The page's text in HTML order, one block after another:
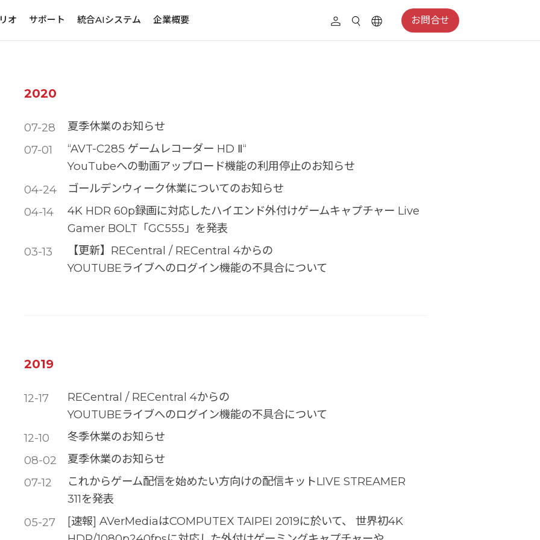
オ サポート 統合AIシステム 企業概要 お問合せ
2020
07-28
夏季休業のお知らせ
07-01
“AVT-C285 ゲームレコーダー HD Ⅱ“
YouTubeへの動画アップロード機能の利用停止のお知らせ
04-24
ゴールデンウィーク休業についてのお知らせ
04-14
4K HDR 60p録画に対応したハイエンド外付けゲームキャプチャー Live
Gamer BOLT「GC555」を発表
03-13
【更新】RECentral / RECentral 4からの
YOUTUBEライブへのログイン機能の不具合について
2019
12-17
RECentral / RECentral 4からの
YOUTUBEライブへのログイン機能の不具合について
12-10
冬季休業のお知らせ
08-02
夏季休業のお知らせ
07-12
これからゲーム配信を始めたい方向けの配信キットLIVE STREAMER
311を発表
05-27
[速報] AVerMediaはCOMPUTEX TAIPEI 2019に於いて、 世界初4K